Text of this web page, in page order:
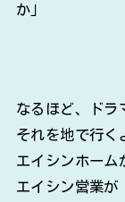
か」
なるほど、ドラ
それを地で行く
エイシンホーム
エイシン営業が